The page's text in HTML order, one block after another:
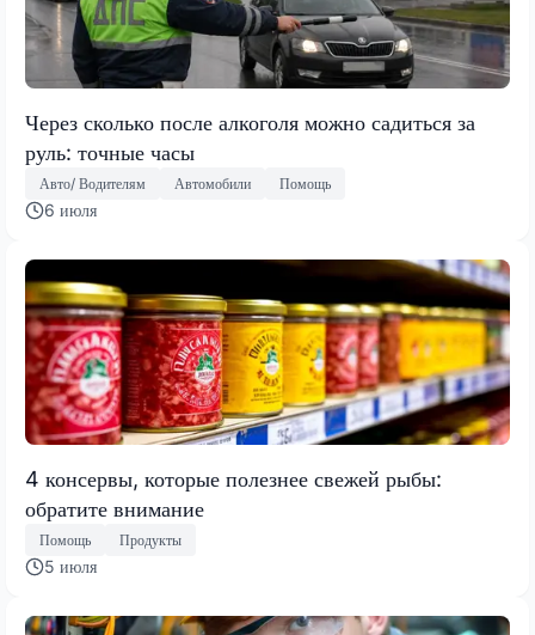
Через сколько после алкоголя можно садиться за
руль: точные часы
Авто/ Водителям Автомобили Помощь
6 июля
4 консервы, которые полезнее свежей рыбы:
обратите внимание
Помощь Продукты
5 июля